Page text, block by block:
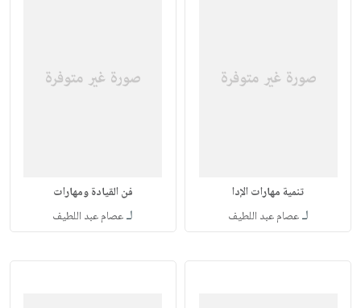
تنمية مهارات الإدا
لـعصام عبد اللطيف
فن القيادة ومهارات
لـعصام عبد اللطيف